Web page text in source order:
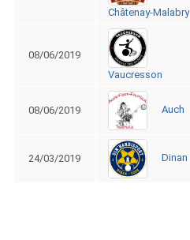
Châtenay-Malabry
08/06/2019
Vaucresson
08/06/2019 Auch
24/03/2019 Dinan